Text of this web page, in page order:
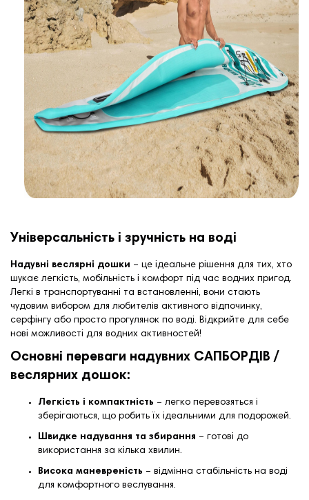
Універсальність і зручність на воді
Надувні веслярні дошки – це ідеальне рішення для тих, хто
шукає легкість, мобільність і комфорт під час водних пригод.
Легкі в транспортуванні та встановленні, вони стають
чудовим вибором для любителів активного відпочинку,
серфінгу або просто прогулянок по воді. Відкрийте для себе
нові можливості для водних активностей!
Основні переваги надувних САПБОРДІВ /
веслярних дошок:
Легкість і компактність – легко перевозяться і
зберігаються, що робить їх ідеальними для подорожей.
Швидке надування та збирання – готові до
використання за кілька хвилин.
Висока маневреність – відмінна стабільність на воді
для комфортного веслування.